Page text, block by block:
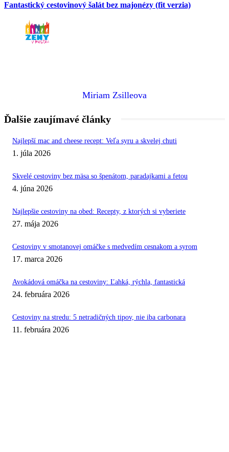
Fantastický cestovinový šalát bez majonézy (fit verzia)
Miriam Zsilleova
Ďalšie zaujímavé články
Najlepší mac and cheese recept: Veľa syru a skvelej chuti
1. júla 2026
Skvelé cestoviny bez mäsa so špenátom, paradajkami a fetou
4. júna 2026
Najlepšie cestoviny na obed: Recepty, z ktorých si vyberiete
27. mája 2026
Cestoviny v smotanovej omáčke s medvedím cesnakom a syrom
17. marca 2026
Avokádová omáčka na cestoviny: Ľahká, rýchla, fantastická
24. februára 2026
Cestoviny na stredu: 5 netradičných tipov, nie iba carbonara
11. februára 2026